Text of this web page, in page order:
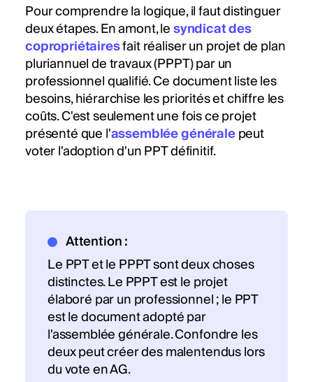
Pour comprendre la logique, il faut distinguer
deux étapes. En amont, lesyndicat des
copropriétairesfait réaliser un projet de plan
pluriannuel de travaux (PPPT) par un
professionnel qualifié. Ce document liste les
besoins, hiérarchise les priorités et chiffre les
coûts. C'est seulement une fois ce projet
présenté que l'assemblée généralepeut
voter l'adoption d'un PPT définitif.
Attention :
Le PPT et le PPPT sont deux choses
distinctes. Le PPPT est le projet
élaboré par un professionnel ; le PPT
est le document adopté par
l'assemblée générale. Confondre les
deux peut créer des malentendus lors
du vote en AG.